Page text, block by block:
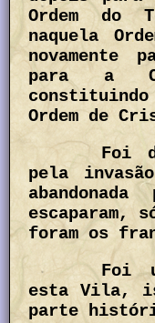
Ordem do
naquela
novamente
para a
constituindo
Ordem de
Foi
pela
escaparam,
foram os
Foi
esta Vila,
parte